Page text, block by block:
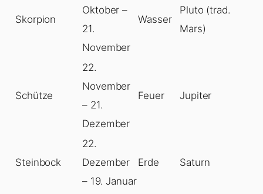
Skorpion
Oktober –
21.
November
Wasser
Pluto (trad.
Mars)
Schütze
22.
November
– 21.
Dezember
Feuer Jupiter
Steinbock
22.
Dezember
– 19. Januar
Erde Saturn